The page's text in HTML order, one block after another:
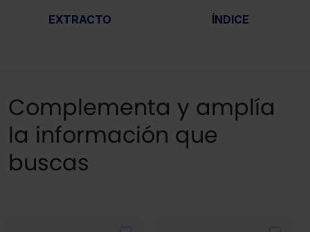
EXTRACTO ÍNDICE
Complementa y amplía
la información que
buscas